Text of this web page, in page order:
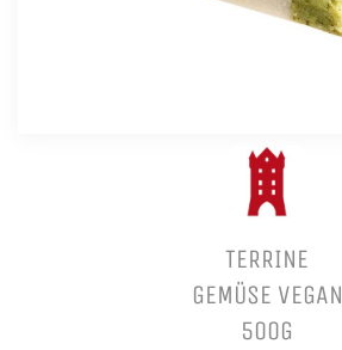
TERRINE
GEMÜSE VEGAN
500G